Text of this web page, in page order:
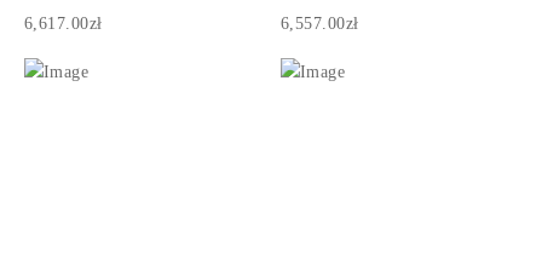
6,617.00zł 6,557.00zł